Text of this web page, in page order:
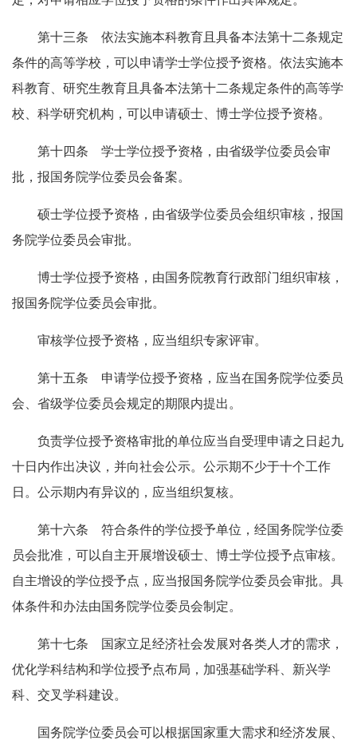
第十三条 依法实施本科教育且具备本法第十二条规定
条件的高等学校，可以申请学士学位授予资格。依法实施本
科教育、研究生教育且具备本法第十二条规定条件的高等学
校、科学研究机构，可以申请硕士、博士学位授予资格。
第十四条 学士学位授予资格，由省级学位委员会审
批，报国务院学位委员会备案。
硕士学位授予资格，由省级学位委员会组织审核，报国
务院学位委员会审批。
博士学位授予资格，由国务院教育行政部门组织审核，
报国务院学位委员会审批。
审核学位授予资格，应当组织专家评审。
第十五条 申请学位授予资格，应当在国务院学位委员
会、省级学位委员会规定的期限内提出。
负责学位授予资格审批的单位应当自受理申请之日起九
十日内作出决议，并向社会公示。公示期不少于十个工作
日。公示期内有异议的，应当组织复核。
第十六条 符合条件的学位授予单位，经国务院学位委
员会批准，可以自主开展增设硕士、博士学位授予点审核。
自主增设的学位授予点，应当报国务院学位委员会审批。具
体条件和办法由国务院学位委员会制定。
第十七条 国家立足经济社会发展对各类人才的需求，
优化学科结构和学位授予点布局，加强基础学科、新兴学
科、交叉学科建设。
国务院学位委员会可以根据国家重大需求和经济发展、